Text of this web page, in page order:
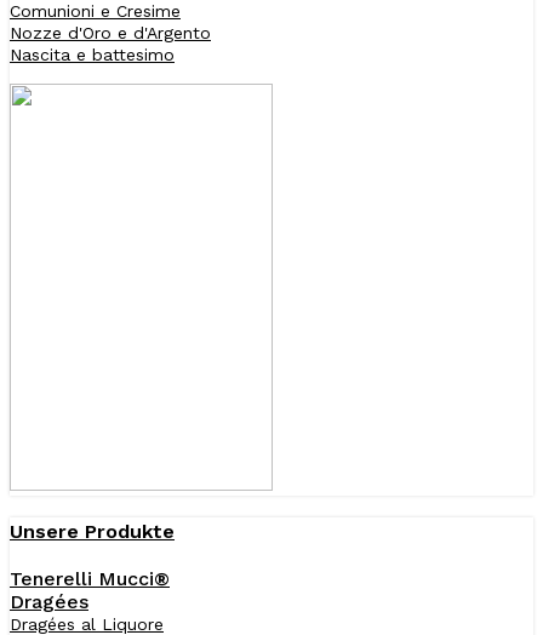
Comunioni e Cresime
Nozze d'Oro e d'Argento
Nascita e battesimo
Unsere Produkte
Tenerelli Mucci®
Dragées
Dragées al Liquore